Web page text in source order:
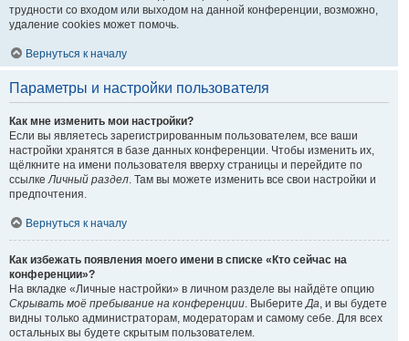
трудности со входом или выходом на данной конференции, возможно,
удаление cookies может помочь.
Вернуться к началу
Параметры и настройки пользователя
Как мне изменить мои настройки?
Если вы являетесь зарегистрированным пользователем, все ваши
настройки хранятся в базе данных конференции. Чтобы изменить их,
щёлкните на имени пользователя вверху страницы и перейдите по
ссылкеЛичный раздел. Там вы можете изменить все свои настройки и
предпочтения.
Вернуться к началу
Как избежать появления моего имени в списке «Кто сейчас на
конференции»?
На вкладке «Личные настройки» в личном разделе вы найдёте опцию
Скрывать моё пребывание на конференции. ВыберитеДа, и вы будете
видны только администраторам, модераторам и самому себе. Для всех
остальных вы будете скрытым пользователем.